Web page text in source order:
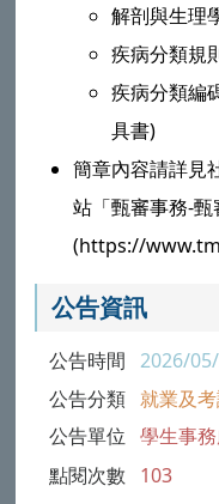
解剖與生理
疾病分類規
疾病分類編
具書)
簡章內容請詳見
站「甄審事務-甄
(https://
公告資訊
公告時間 2026/
公告分類 就業及
公告單位 學生事
點閱次數 103